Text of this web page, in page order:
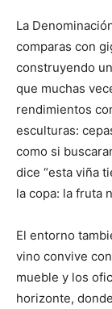
La
comparas con
construyendo
que muchas
rendimientos
esculturas:
como si
dice “esta viña
la copa: la fruta
El entorno
vino convive
mueble y los
horizonte,